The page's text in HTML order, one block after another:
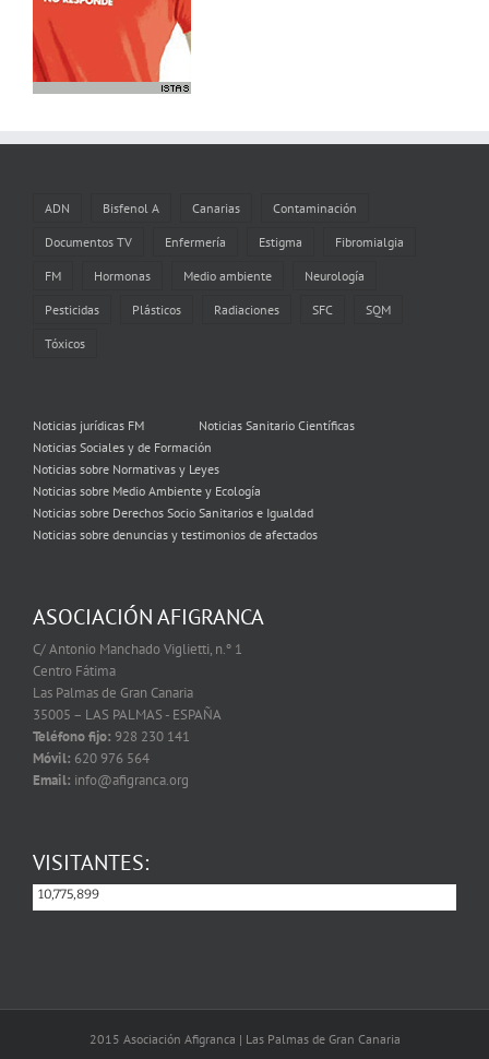
ADN Bisfenol A Canarias Contaminación
Documentos TV Enfermería Estigma Fibromialgia
FM Hormonas Medio ambiente Neurología
Pesticidas Plásticos Radiaciones SFC SQM
Tóxicos
Noticias jurídicas FM
Noticias Sanitario Científicas
Noticias Sociales y de Formación
Noticias sobre Normativas y Leyes
Noticias sobre Medio Ambiente y Ecología
Noticias sobre Derechos Socio Sanitarios e Igualdad
Noticias sobre denuncias y testimonios de afectados
ASOCIACIÓN AFIGRANCA
C/ Antonio Manchado Viglietti, n.º 1
Centro Fátima
Las Palmas de Gran Canaria
35005 – LAS PALMAS - ESPAÑA
Teléfono fijo: 928 230 141
Móvil: 620 976 564
Email: info@afigranca.org
VISITANTES:
10,775,899
10,775,899
2015 Asociación Afigranca | Las Palmas de Gran Canaria